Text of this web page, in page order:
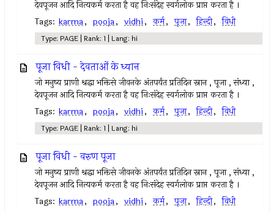
देवपूजन आदि नित्यकर्म करता है वह निःसंदेह स्वर्गलोक प्राप्त करता है ।
Tags: karma, pooja, vidhi, कर्म, पूजा, हिन्दी, विधी
Type: PAGE | Rank: 1 | Lang: hi
पूजा विधी - देवताओं के ध्यान
जो मनुष्य प्राणी श्रद्धा भक्तिसे जीवनके अंतपर्यंत प्रतिदिन स्नान , पूजा , संध्या ,
देवपूजन आदि नित्यकर्म करता है वह निःसंदेह स्वर्गलोक प्राप्त करता है ।
Tags: karma, pooja, vidhi, कर्म, पूजा, हिन्दी, विधी
Type: PAGE | Rank: 1 | Lang: hi
पूजा विधी - वरुण पूजा
जो मनुष्य प्राणी श्रद्धा भक्तिसे जीवनके अंतपर्यंत प्रतिदिन स्नान , पूजा , संध्या ,
देवपूजन आदि नित्यकर्म करता है वह निःसंदेह स्वर्गलोक प्राप्त करता है ।
Tags: karma, pooja, vidhi, कर्म, पूजा, हिन्दी, विधी